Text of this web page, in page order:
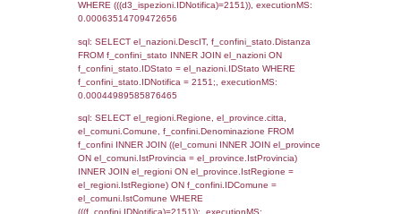
as ComuneSL, el_province_1.citta as
(((((a1_stabilimento LEFT JOIN el_comuni
a1_stabilimento.ComuneStab =
LEFT JOIN el_province ON
= el_province.IstProvincia) LEFT JOIN
a1_stabilimento.RegioneStab =
LEFT JOIN el_comuni AS el_comuni_1 ON
a1_stabilimento.IstComuneSL =
LEFT JOIN el_province AS el_province_1